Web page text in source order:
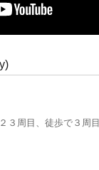
３周目、徒歩で３周目